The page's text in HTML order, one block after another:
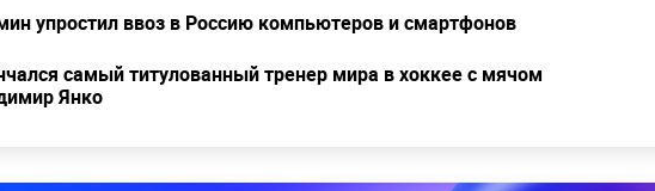
упростил ввоз в Россию компьютеров и смартфонов
самый титулованный тренер мира в хоккее с мячом
Янко